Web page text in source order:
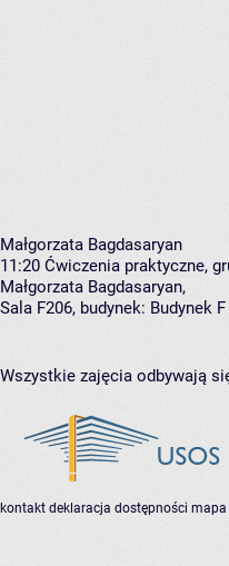
Małgorzata Bagdasaryan
11:20 Ćwiczenia praktyczne,
Małgorzata Bagdasaryan,
Sala F206, budynek: Budynek F
Wszystkie zajęcia odbywają
kontakt deklaracja dostępności mapa